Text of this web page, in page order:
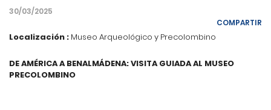
30/03/2025
COMPARTIR
Localización : Museo Arqueológico y Precolombino
DE AMÉRICA A BENALMÁDENA: VISITA GUIADA AL MUSEO
PRECOLOMBINO